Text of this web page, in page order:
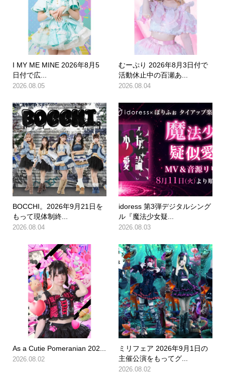
I MY ME MINE 2026年8月5
日付で広...
2026.08.05
むーぷり 2026年8月3日付で
活動休止中の百瀬あ...
2026.08.04
BOCCHI。2026年9月21日を
もって現体制終...
2026.08.04
idoress 第3弾デジタルシング
ル『魔法少女疑...
2026.08.03
As a Cutie Pomeranian 202...
2026.08.02
ミリフェア 2026年9月1日の
主催公演をもってグ...
2026.08.02